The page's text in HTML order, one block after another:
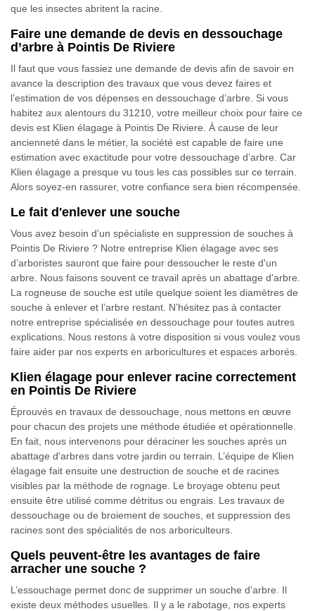
que les insectes abritent la racine.
Faire une demande de devis en dessouchage
d’arbre à Pointis De Riviere
Il faut que vous fassiez une demande de devis afin de savoir en
avance la description des travaux que vous devez faires et
l’estimation de vos dépenses en dessouchage d’arbre. Si vous
habitez aux alentours du 31210, votre meilleur choix pour faire ce
devis est Klien élagage à Pointis De Riviere. À cause de leur
ancienneté dans le métier, la société est capable de faire une
estimation avec exactitude pour votre dessouchage d’arbre. Car
Klien élagage a presque vu tous les cas possibles sur ce terrain.
Alors soyez-en rassurer, votre confiance sera bien récompensée.
Le fait d'enlever une souche
Vous avez besoin d’un spécialiste en suppression de souches à
Pointis De Riviere ? Notre entreprise Klien élagage avec ses
d’arboristes sauront que faire pour dessoucher le reste d'un
arbre. Nous faisons souvent ce travail après un abattage d'arbre.
La rogneuse de souche est utile quelque soient les diamètres de
souche à enlever et l’arbre restant. N’hésitez pas à contacter
notre entreprise spécialisée en dessouchage pour toutes autres
explications. Nous restons à votre disposition si vous voulez vous
faire aider par nos experts en arboricultures et espaces arborés.
Klien élagage pour enlever racine correctement
en Pointis De Riviere
Éprouvés en travaux de dessouchage, nous mettons en œuvre
pour chacun des projets une méthode étudiée et opérationnelle.
En fait, nous intervenons pour déraciner les souches après un
abattage d'arbres dans votre jardin ou terrain. L’équipe de Klien
élagage fait ensuite une destruction de souche et de racines
visibles par la méthode de rognage. Le broyage obtenu peut
ensuite être utilisé comme détritus ou engrais. Les travaux de
dessouchage ou de broiement de souches, et suppression des
racines sont des spécialités de nos arboriculteurs.
Quels peuvent-être les avantages de faire
arracher une souche ?
L’essouchage permet donc de supprimer un souche d'arbre. Il
existe deux méthodes usuelles. Il y a le rabotage, nos experts